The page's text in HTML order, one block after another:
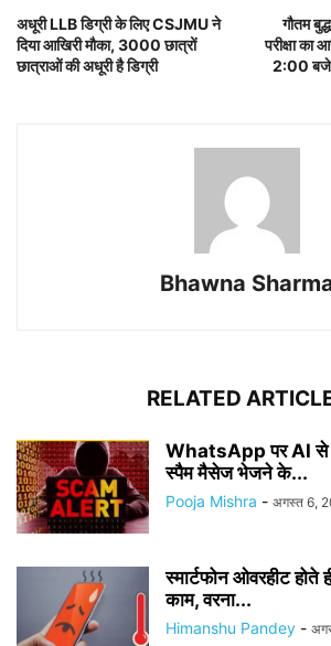
अधूरी LLB डिग्री के लिए CSJMU ने
दिया आखिरी मौका, 3000 छात्रों
छात्राओं की अधूरी है डिग्री
गौतम
परीक्षा
2:00 बजे
Bhawna
RELATED
WhatsApp पर AI से
स्पैम मैसेज भेजने के...
Pooja Mishra - अगस्त 6,
स्मार्टफोन ओवरहीट
काम, वरना...
Himanshu Pandey -